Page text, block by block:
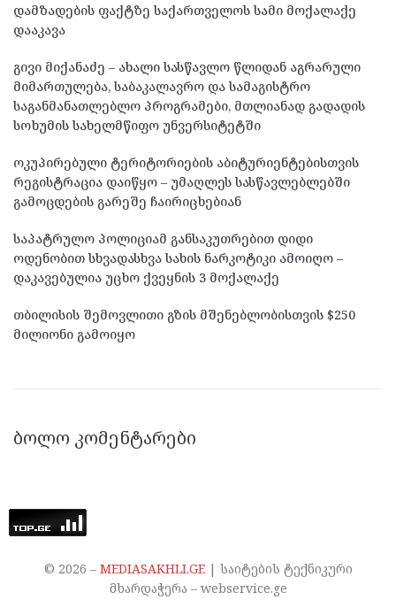
დამზადების ფაქტზე საქართველოს სამი მოქალაქე
დააკავა
გივი მიქანაძე – ახალი სასწავლო წლიდან აგრარული
მიმართულება, საბაკალავრო და სამაგისტრო
საგანმანათლებლო პროგრამები, მთლიანად გადადის
სოხუმის სახელმწიფო უნვერსიტეტში
ოკუპირებული ტერიტორიების აბიტურიენტებისთვის
რეგისტრაცია დაიწყო – უმაღლეს სასწავლებლებში
გამოცდების გარეშე ჩაირიცხებიან
საპატრულო პოლიციამ განსაკუთრებით დიდი
ოდენობით სხვადასხვა სახის ნარკოტიკი ამოიღო –
დაკავებულია უცხო ქვეყნის 3 მოქალაქე
თბილისის შემოვლითი გზის მშენებლობისთვის $250
მილიონი გამოიყო
ᲑᲝᲚᲝ ᲙᲝᲛᲔᲜᲢᲐᲠᲔᲑᲘ
© 2026 – MEDIASAKHLI.GE| საიტების ტექნიკური
მხარდაჭერა – webservice.ge